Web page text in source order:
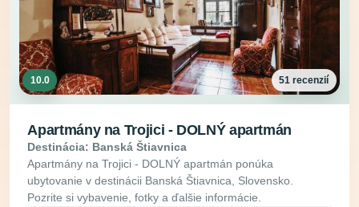
10.0 51 recenzií
Apartmány na Trojici - DOLNÝ apartmán
Destinácia: Banská Štiavnica
Apartmány na Trojici - DOLNÝ apartmán ponúka
ubytovanie v destinácii Banská Štiavnica, Slovensko.
Pozrite si vybavenie, fotky a ďalšie informácie.